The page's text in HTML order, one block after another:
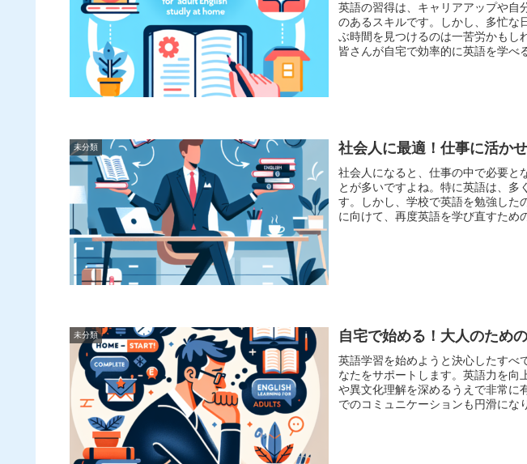
英語の習得は、キャリアアップや自
のあるスキルです。しかし、多忙な
ぶ時間を見つけるのは一苦労かもし
皆さんが自宅で効率的に英語を学べ
未分類 社会人に最適！仕事に活か
社会人になると、仕事の中で必要と
とが多いですよね。特に英語は、多
す。しかし、学校で英語を勉強し
に向けて、再度英語を学び直すため
未分類 自宅で始める！大人のため
英語学習を始めようと決心したすべ
なたをサポートします。英語力を向
や異文化理解を深めるうえで非常に
でのコミュニケーションも円滑にな